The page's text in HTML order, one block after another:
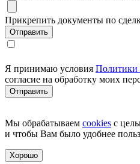
Прикрепить документы по
Я принимаю условия Политики
согласие на обработку моих
Мы обрабатываем cookies с
и чтобы Вам было удобнее
Хорошо